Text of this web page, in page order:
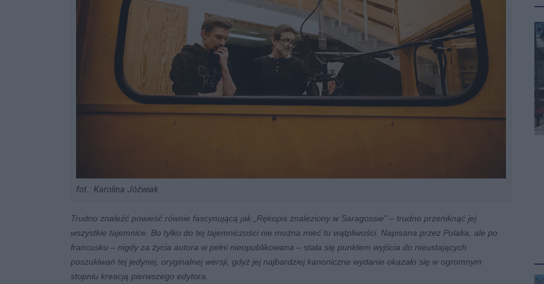
fot.: Karolina Jóźwiak
Trudno znaleźć powieść równie fascynującą jak „Rękopis znaleziony w Saragossie” – trudno przeniknąć jej
wszystkie tajemnice. Bo tylko do tej tajemniczości nie można mieć tu wątpliwości. Napisana przez Polaka, ale po
francusku – nigdy za życia autora w pełni nieopublikowana – stała się punktem wyjścia do nieustających
poszukiwań tej jedynej, oryginalnej wersji, gdyż jej najbardziej kanoniczne wydanie okazało się w ogromnym
stopniu kreacją pierwszego edytora.